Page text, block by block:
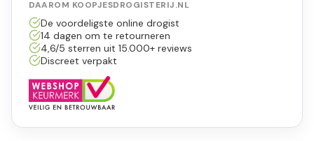
DAAROM KOOPJESDROGISTERIJ.NL
De voordeligste online drogist
14 dagen om te retourneren
4,6/5 sterren uit 15.000+ reviews
Discreet verpakt